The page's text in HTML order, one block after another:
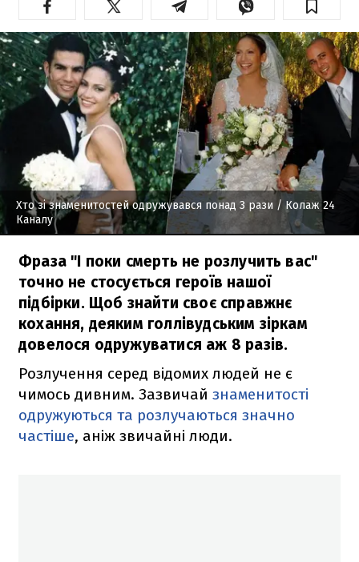
Хто зі знаменитостей одружувався понад 3 рази / Колаж 24
Каналу
Фраза "І поки смерть не розлучить вас"
точно не стосується героїв нашої
підбірки. Щоб знайти своє справжнє
кохання, деяким голлівудським зіркам
довелося одружуватися аж 8 разів.
Розлучення серед відомих людей не є
чимось дивним. Зазвичай знаменитості
одружуються та розлучаються значно
частіше, аніж звичайні люди.